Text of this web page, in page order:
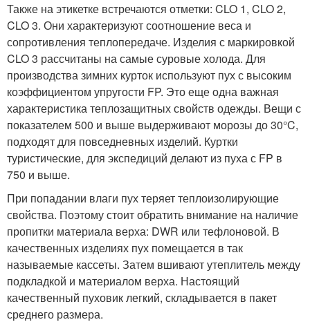
Также на этикетке встречаются отметки: CLO 1, CLO 2,
CLO 3. Они характеризуют соотношение веса и
сопротивления теплопередаче. Изделия с маркировкой
CLO 3 рассчитаны на самые суровые холода. Для
производства зимних курток используют пух с высоким
коэффициентом упругости FP. Это еще одна важная
характеристика теплозащитных свойств одежды. Вещи с
показателем 500 и выше выдерживают морозы до 30°C,
подходят для повседневных изделий. Куртки
туристические, для экспедиций делают из пуха с FP в
750 и выше.
При попадании влаги пух теряет теплоизолирующие
свойства. Поэтому стоит обратить внимание на наличие
пропитки материала верха: DWR или тефлоновой. В
качественных изделиях пух помещается в так
называемые кассеты. Затем вшивают утеплитель между
подкладкой и материалом верха. Настоящий
качественный пуховик легкий, складывается в пакет
среднего размера.